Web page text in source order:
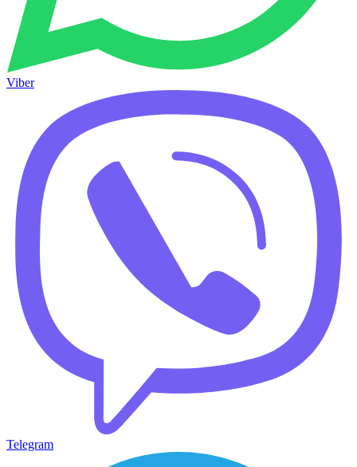
Viber
Telegram